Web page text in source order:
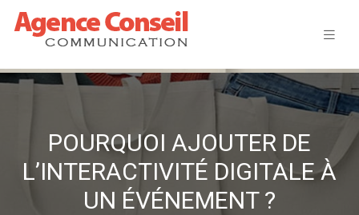
POURQUOI AJOUTER DE
L’INTERACTIVITÉ DIGITALE À
UN ÉVÉNEMENT ?